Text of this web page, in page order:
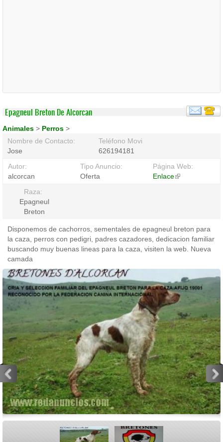
Epagneul Breton De Alcorcan
Animales > Perros >
Nombre de Contacto:
Jose
Teléfono Movil:
626194181
Autor:
alcorcan
Tipo Anuncio:
Oferta
Página Web:
Enlace(link
Raza:
Epagneul
Breton
Disponemos de cachorros, sementales de epagneul breton para
la caza, perros con pedigri, padres cazadores, dedicacion familiar
buscando muy buenas lineas para la caza, visiten la web. Nueva
camada
< >